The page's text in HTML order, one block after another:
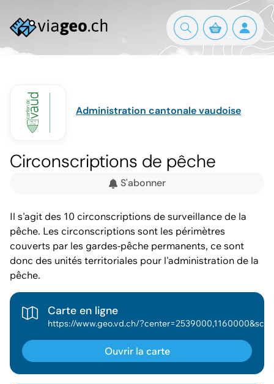
Administration cantonale vaudoise
Circonscriptions de pêche
S'abonner
Il s'agit des 10 circonscriptions de surveillance de la
pêche. Les circonscriptions sont les périmètres
couverts par les gardes-pêche permanents, ce sont
donc des unités territoriales pour l'administration de la
pêche.
Carte en ligne
Ouvrir la carte